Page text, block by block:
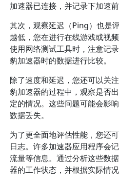
加速器已连接，并记录下加速前
其次，观察延迟（Ping）也是
越低，您在进行在线游戏或视
使用网络测试工具时，注意记
豹加速器时的数据进行比较。
除了速度和延迟，您还可以关
豹加速器的过程中，观察是否
定的情况。这些问题可能会影
数据丢失。
为了更全面地评估性能，您还
日志。许多加速器应用程序会
流量等信息。通过分析这些数
器的工作状态，并根据实际情况